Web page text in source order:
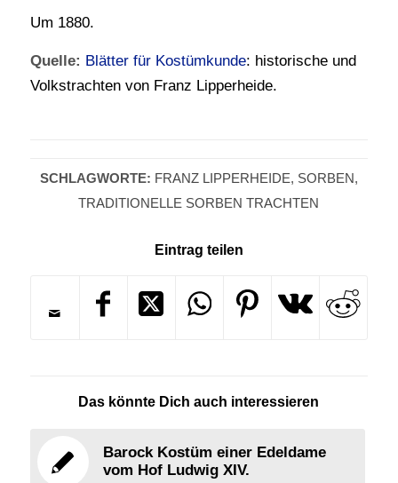
Um 1880.
Quelle: Blätter für Kostümkunde: historische und
Volkstrachten von Franz Lipperheide.
SCHLAGWORTE: FRANZ LIPPERHEIDE, SORBEN,
TRADITIONELLE SORBEN TRACHTEN
Eintrag teilen
Das könnte Dich auch interessieren
Barock Kostüm einer Edeldame
vom Hof Ludwig XIV.